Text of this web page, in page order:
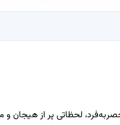
لحظاتی پر از هیجان و